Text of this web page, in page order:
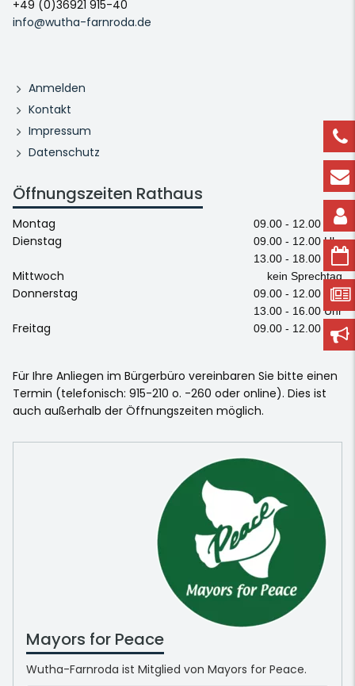
+49 (0)36921 915-40
info@wutha-farnroda.de
Anmelden
Kontakt
Impressum
Datenschutz
Öffnungszeiten Rathaus
Montag 09.00 - 12.00 Uhr
Dienstag
09.00 - 12.00 Uhr
13.00 - 18.00 Uhr
Mittwoch kein Sprechtag
Donnerstag
09.00 - 12.00 Uhr
13.00 - 16.00 Uhr
Freitag 09.00 - 12.00 Uhr
Für Ihre Anliegen im Bürgerbüro vereinbaren Sie bitte einen
Termin (telefonisch: 915-210 o. -260 oder online). Dies ist
auch außerhalb der Öffnungszeiten möglich.
Mayors for Peace
Wutha-Farnroda ist Mitglied von Mayors for Peace.